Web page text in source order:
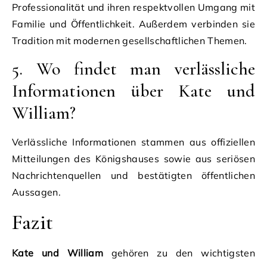
Professionalität und ihren respektvollen Umgang mit
Familie und Öffentlichkeit. Außerdem verbinden sie
Tradition mit modernen gesellschaftlichen Themen.
5. Wo findet man verlässliche
Informationen über Kate und
William?
Verlässliche Informationen stammen aus offiziellen
Mitteilungen des Königshauses sowie aus seriösen
Nachrichtenquellen und bestätigten öffentlichen
Aussagen.
Fazit
Kate und Williamgehören zu den wichtigsten